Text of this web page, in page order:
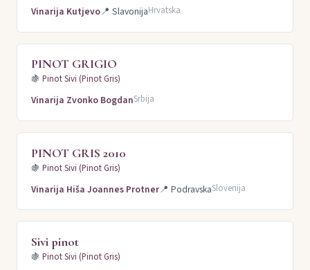
Vinarija Kutjevo📍 SlavonijaHrvatska
PINOT GRIGIO
🍇 Pinot Sivi (Pinot Gris)
Vinarija Zvonko BogdanSrbija
PINOT GRIS 2010
🍇 Pinot Sivi (Pinot Gris)
Vinarija Hiša Joannes Protner📍 PodravskaSlovenija
Sivi pinot
🍇 Pinot Sivi (Pinot Gris)